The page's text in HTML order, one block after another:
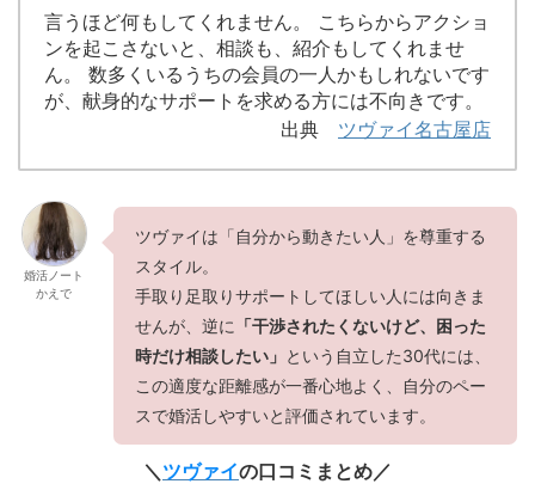
言うほど何もしてくれません。 こちらからアクショ
ンを起こさないと、相談も、紹介もしてくれませ
ん。 数多くいるうちの会員の一人かもしれないです
が、献身的なサポートを求める方には不向きです。
出典 ツヴァイ名古屋店
婚活ノート
かえで
ツヴァイは「自分から動きたい人」を尊重する
スタイル。
手取り足取りサポートしてほしい人には向きま
せんが、逆に 「干渉されたくないけど、困った
時だけ相談したい」 という自立した30代には、
この適度な距離感が一番心地よく、自分のペー
スで婚活しやすいと評価されています。
＼ ツヴァイの口コミまとめ／